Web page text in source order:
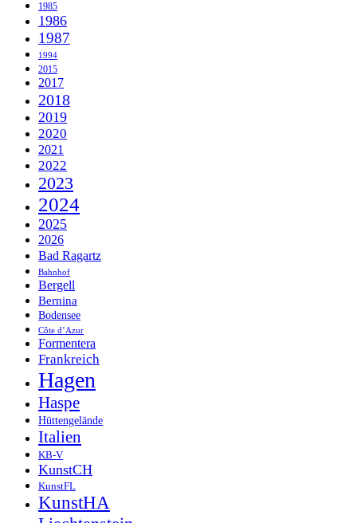
1985
1986
1987
1994
2015
2017
2018
2019
2020
2021
2022
2023
2024
2025
2026
Bad Ragartz
Bahnhof
Bergell
Bernina
Bodensee
Côte d’Azur
Formentera
Frankreich
Hagen
Haspe
Hüttengelände
Italien
KB-V
KunstCH
KunstFL
KunstHA